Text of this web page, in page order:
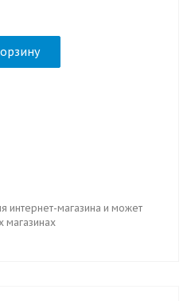
интернет-магазина и может
магазинах